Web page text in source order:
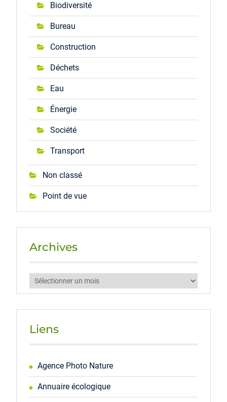
Biodiversité
Bureau
Construction
Déchets
Eau
Énergie
Société
Transport
Non classé
Point de vue
Archives
Archives
Liens
Agence Photo Nature
Annuaire écologique